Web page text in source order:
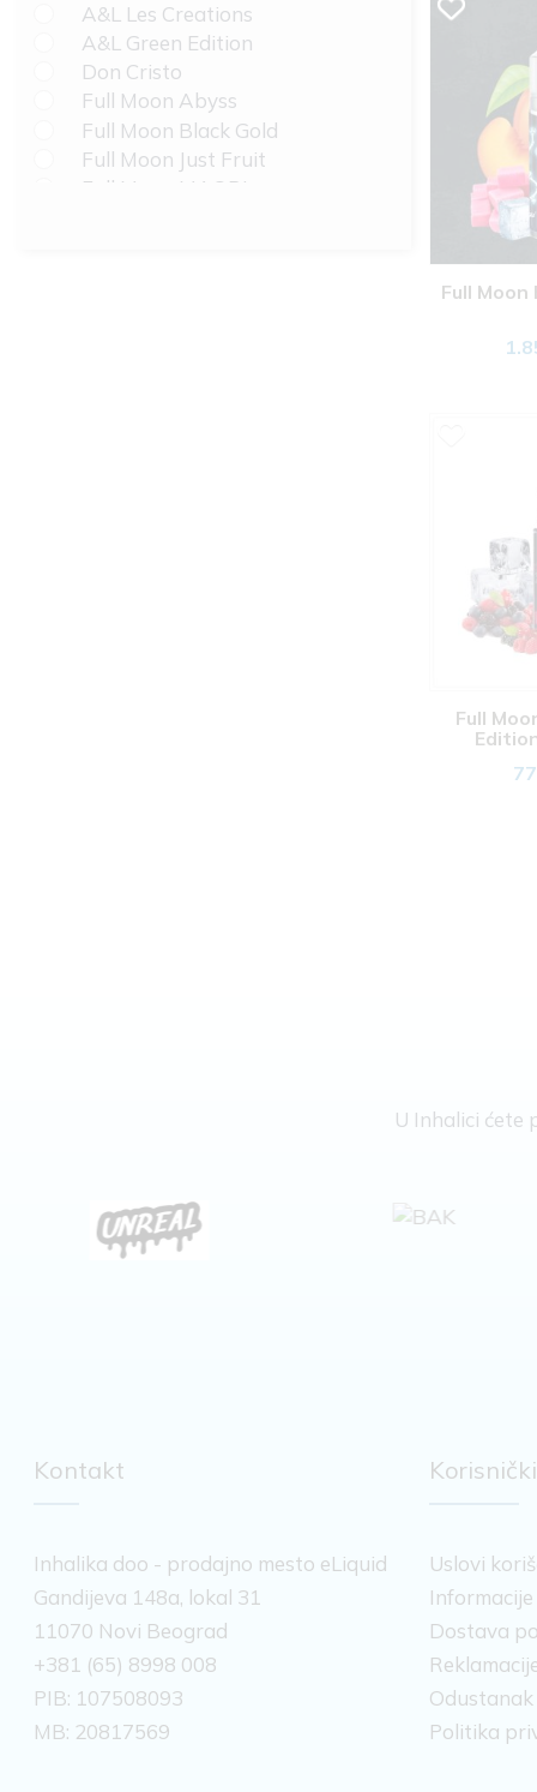
Grožđe
Guava
Hibiskus
Jabuka
Jagoda
Jasmin
Milkšejk
Mleko
Plava malina
Puter
Rabarbara
Ribizla
Rum
Ruža
Šećerna vuna
A&L Les Creations
A&L Green Edition
Don Cristo
Full Moon Abyss
Full Moon Black Gold
Full Moon Just Fruit
Full Moon MAORI
Full Moon
Full
U Inhalici
Kontakt
Inhalika doo - prodajno mesto eLiquid
Gandijeva 148a, lokal 31
11070 Novi Beograd
+381 (65) 8998 008
PIB: 107508093
MB: 20817569
Uslovi
Dostava
Politika